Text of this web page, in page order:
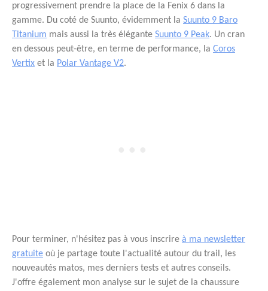
progressivement prendre la place de la Fenix 6 dans la
gamme. Du coté de Suunto, évidemment la Suunto 9 Baro
Titanium mais aussi la très élégante Suunto 9 Peak. Un cran
en dessous peut-être, en terme de performance, la Coros
Vertix et la Polar Vantage V2.
Pour terminer, n'hésitez pas à vous inscrire à ma newsletter
gratuite où je partage toute l'actualité autour du trail, les
nouveautés matos, mes derniers tests et autres conseils.
J'offre également mon analyse sur le sujet de la chaussure